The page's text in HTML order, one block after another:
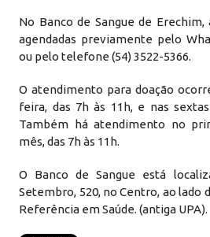
No Banco de Sangue de
agendadas previamente pelo
ou pelo telefone (54) 3522-5366.
O atendimento para doação
feira, das 7h às 11h, e nas
Também há atendimento no
mês, das 7h às 11h.
O Banco de Sangue está
Setembro, 520, no Centro, ao lado
Referência em Saúde. (antiga UPA).